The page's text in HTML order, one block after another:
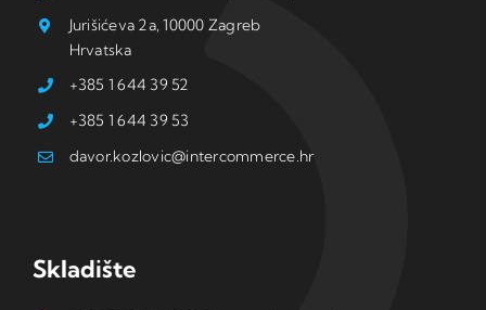
Jurišićeva 2a, 10000 Zagreb
Hrvatska
+385 1 644 39 52
+385 1 644 39 53
davor.kozlovic@intercommerce.hr
Skladište